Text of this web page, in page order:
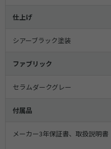
仕上げ
シアーブラック塗装
ファブリック
セラムダークグレー
付属品
メーカー3年保証書、取扱説明書